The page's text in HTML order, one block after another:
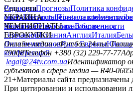
РедакцияПрогнозыПолитика
сайтуКонтактыПравила
политикаСтруктура собственности
Соц. сети
facebookxyoutubeinstagramtelegram
УКРАИНА
УкраинаПервая лигаВторая лига
ЧЕМПИОНАТЫ
ГерманияИспанияАнглияИталия
ЕВРОКУБКИ
Лига чемпионовЛига Европы
конференций
Онлайн-медиа «Футбол 24»пл.
79008Телефон +380 (32) 229-77-77
legal@24tv.com.uaИдентификатор
субъектов в сфере медиа — R40-
21+Материалы сайта предназначены
При цитировании и использовании